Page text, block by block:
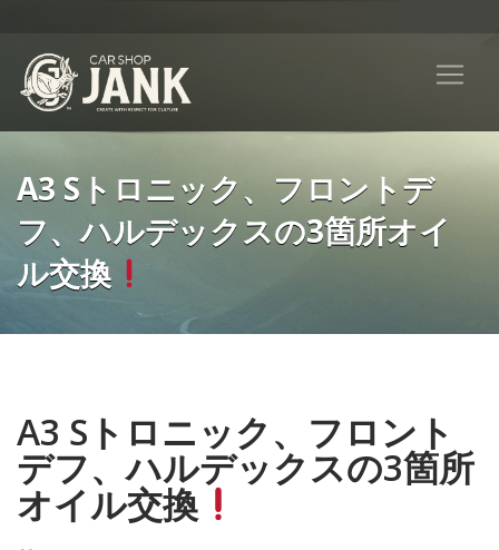
A3 Sトロニック、フロントデ
フ、ハルデックスの3箇所オイ
ル交換
A3 Sトロニック、フロント
デフ、ハルデックスの3箇所
オイル交換